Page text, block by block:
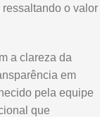
o valor
a clareza da
em
pela equipe
que